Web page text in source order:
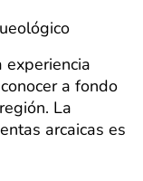
experiencia
a fondo
La
arcaicas es